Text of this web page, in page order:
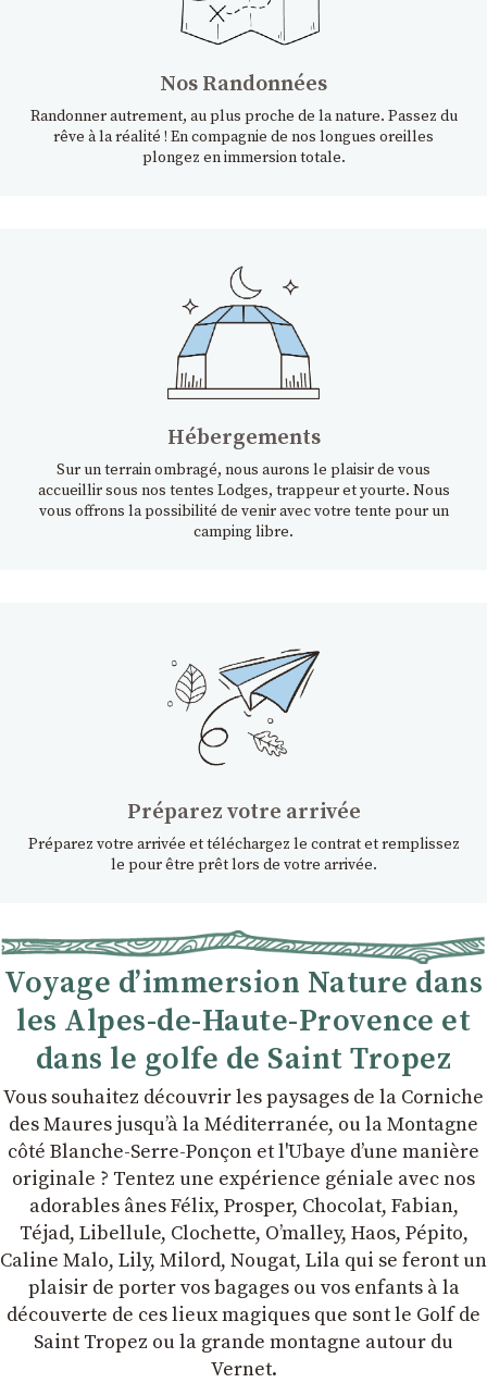
Nos Randonnées
Randonner autrement, au plus proche de la nature. Passez du
rêve à la réalité ! En compagnie de nos longues oreilles
plongez en immersion totale.
Hébergements
Sur un terrain ombragé, nous aurons le plaisir de vous
accueillir sous nos tentes Lodges, trappeur et yourte. Nous
vous offrons la possibilité de venir avec votre tente pour un
camping libre.
Préparez votre arrivée
Préparez votre arrivée et téléchargez le contrat et remplissez
le pour être prêt lors de votre arrivée.
Voyage d’immersion Nature dans
les Alpes-de-Haute-Provence et
dans le golfe de Saint Tropez
Vous souhaitez découvrir les paysages de la Corniche
des Maures jusqu’à la Méditerranée, ou la Montagne
côté Blanche-Serre-Ponçon et l'Ubaye dʼune manière
originale ? Tentez une expérience géniale avec nos
adorables ânes Félix, Prosper, Chocolat, Fabian,
Téjad, Libellule, Clochette, Oʼmalley, Haos, Pépito,
Caline Malo, Lily, Milord, Nougat, Lila qui se feront un
plaisir de porter vos bagages ou vos enfants à la
découverte de ces lieux magiques que sont le Golf de
Saint Tropez ou la grande montagne autour du
Vernet.